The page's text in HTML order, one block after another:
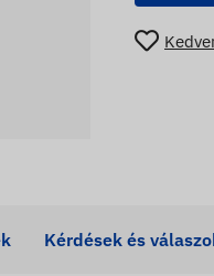
Kérdések és